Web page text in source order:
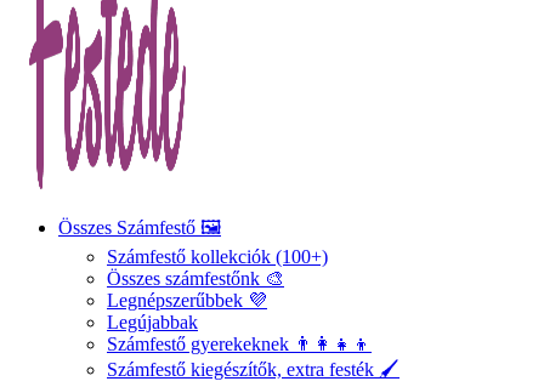
Összes Számfestő 🖼️
Számfestő kollekciók (100+)
Összes számfestőnk 🎨
Legnépszerűbbek 💜
Legújabbak
Számfestő gyerekeknek 👨‍👩‍👧‍👦
Számfestő kiegészítők, extra festék 🖌️